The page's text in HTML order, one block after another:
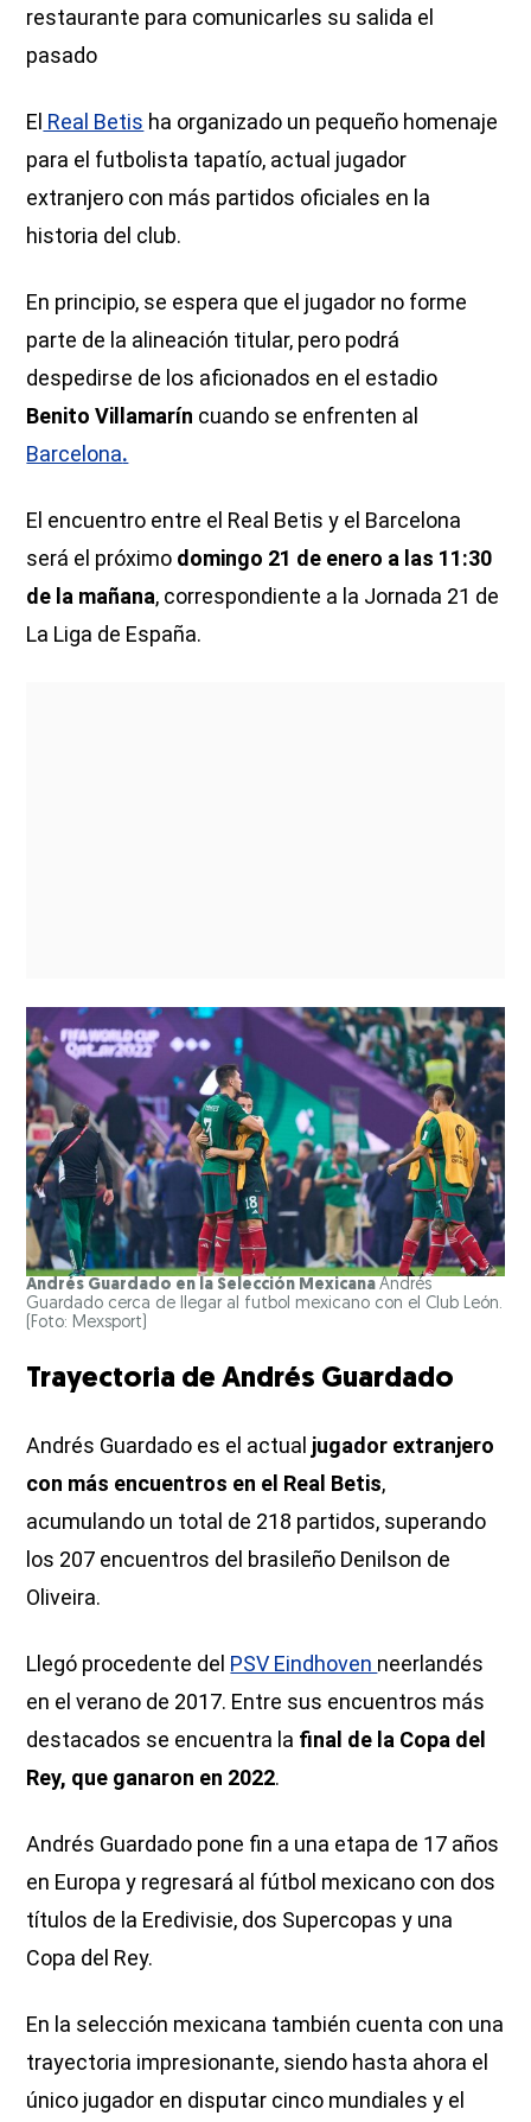
restaurante para comunicarles su salida el
pasado
El Real Betis ha organizado un pequeño homenaje
para el futbolista tapatío, actual jugador
extranjero con más partidos oficiales en la
historia del club.
En principio, se espera que el jugador no forme
parte de la alineación titular, pero podrá
despedirse de los aficionados en el estadio
Benito Villamarín cuando se enfrenten al
Barcelona.
El encuentro entre el Real Betis y el Barcelona
será el próximo domingo 21 de enero a las 11:30
de la mañana, correspondiente a la Jornada 21 de
La Liga de España.
Andrés Guardado en la Selección MexicanaAndrés
Guardado cerca de llegar al futbol mexicano con el Club León.
(Foto: Mexsport)
Trayectoria de Andrés Guardado
Andrés Guardado es el actual jugador extranjero
con más encuentros en el Real Betis,
acumulando un total de 218 partidos, superando
los 207 encuentros del brasileño Denilson de
Oliveira.
Llegó procedente del PSV Eindhoven neerlandés
en el verano de 2017. Entre sus encuentros más
destacados se encuentra la final de la Copa del
Rey, que ganaron en 2022.
Andrés Guardado pone fin a una etapa de 17 años
en Europa y regresará al fútbol mexicano con dos
títulos de la Eredivisie, dos Supercopas y una
Copa del Rey.
En la selección mexicana también cuenta con una
trayectoria impresionante, siendo hasta ahora el
único jugador en disputar cinco mundiales y el